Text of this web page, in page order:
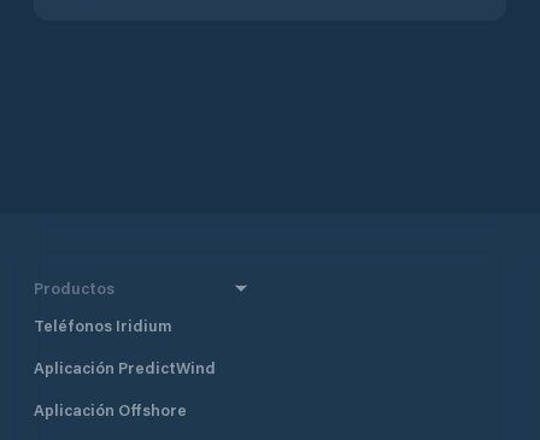
Productos
Teléfonos Iridium
Aplicación PredictWind
Aplicación Offshore